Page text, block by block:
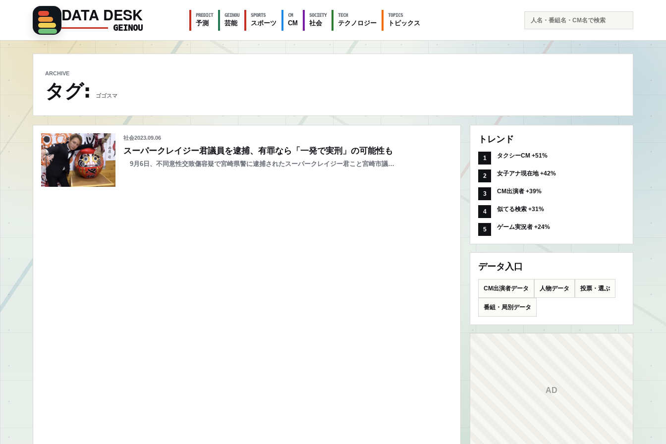
DATA DESK
GEINOU
PREDICT
予測
GEINOU
芸能
SPORTS
スポーツ
CM
CM
SOCIETY
社会
TECH
テクノロジー
TOPICS
トピックス
索
ARCHIVE
タグ: ゴゴスマ
社会2023.09.06
スーパークレイジー君議員を逮捕、有罪なら「一発で実刑」の可能性も
9月6日、不同意性交致傷容疑で宮崎県警に逮捕されたスーパークレイジー君こと宮崎市議…
トレンド
タクシーCM +51%
女子アナ現在地 +42%
CM出演者 +39%
似てる検索 +31%
ゲーム実況者 +24%
データ入口
CM出演者データ 人物データ 投票・選ぶ
番組・局別データ
AD